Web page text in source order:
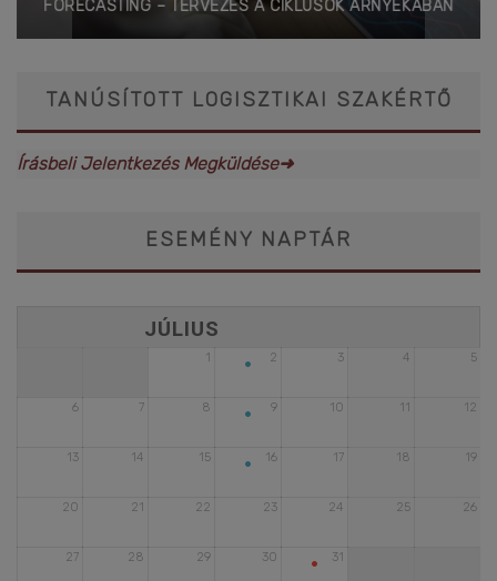
FORECASTING – TERVEZÉS A CIKLUSOK ÁRNYÉKÁBAN
TANÚSÍTOTT LOGISZTIKAI SZAKÉRTŐ
Írásbeli Jelentkezés Megküldése➜
ESEMÉNY NAPTÁR
1 2
• 3 4 5
6 7 8 9
• 10 11 12
13 14 15 16
• 17 18 19
20 21 22 23 24 25 26
27 28 29 30 31
•